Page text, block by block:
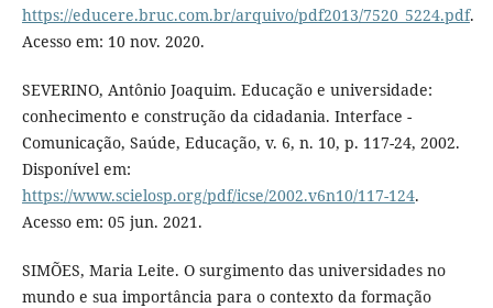
https://educere.bruc.com.br/arquivo/pdf2013/7520_5224.pdf.
Acesso em: 10 nov. 2020.
SEVERINO, Antônio Joaquim. Educação e universidade:
conhecimento e construção da cidadania. Interface -
Comunicação, Saúde, Educação, v. 6, n. 10, p. 117-24, 2002.
Disponível em:
https://www.scielosp.org/pdf/icse/2002.v6n10/117-124.
Acesso em: 05 jun. 2021.
SIMÕES, Maria Leite. O surgimento das universidades no
mundo e sua importância para o contexto da formação